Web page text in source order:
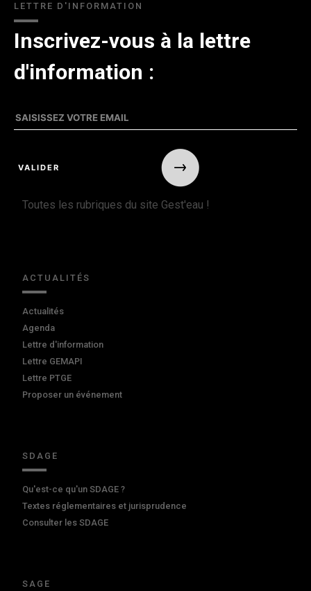
LETTRE D'INFORMATION
Inscrivez-vous à la lettre
d'information :
Toutes les rubriques du site Gest'eau !
ACTUALITÉS
Actualités
Agenda
Lettre d'information
Lettre GEMAPI
Lettre PTGE
Proposer un événement
SDAGE
Qu'est-ce qu'un SDAGE ?
Textes réglementaires et jurisprudence
Consulter les SDAGE
SAGE